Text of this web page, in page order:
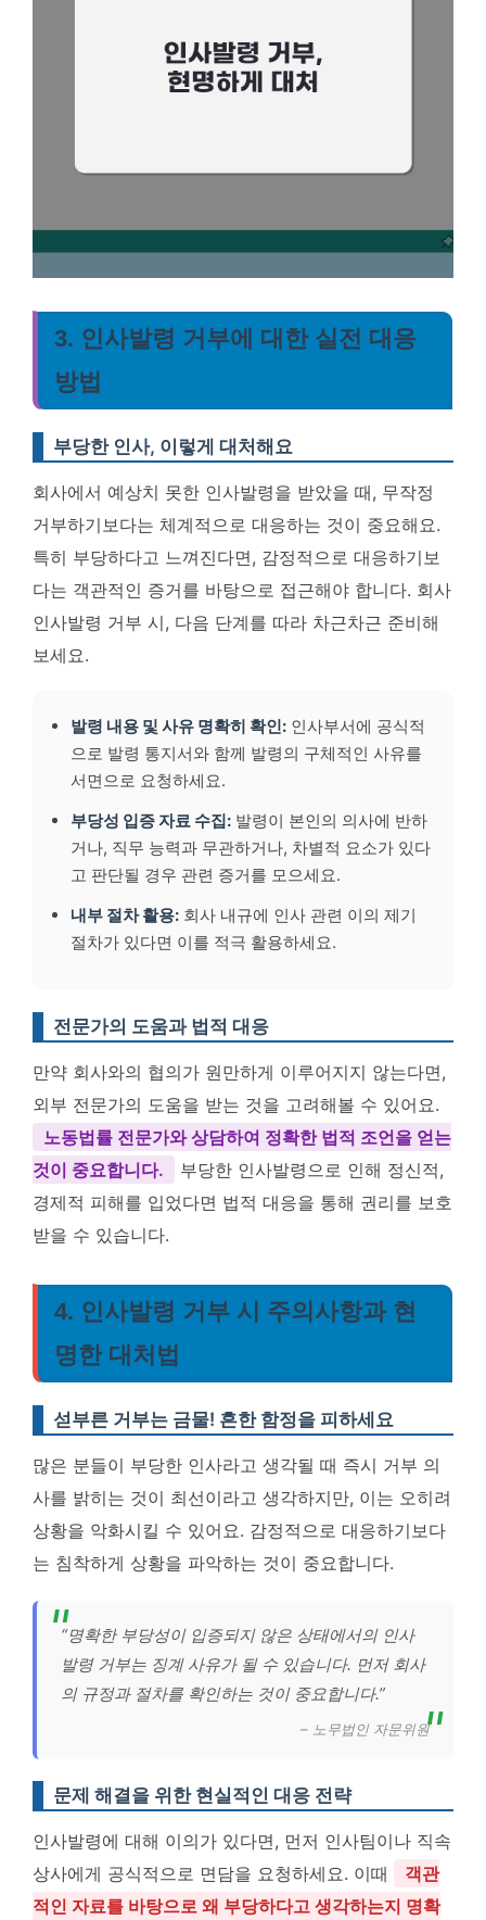
3. 인사발령 거부에 대한 실전 대응
방법
부당한 인사, 이렇게 대처해요
회사에서 예상치 못한 인사발령을 받았을 때, 무작정
거부하기보다는 체계적으로 대응하는 것이 중요해요.
특히 부당하다고 느껴진다면, 감정적으로 대응하기보
다는 객관적인 증거를 바탕으로 접근해야 합니다. 회사
인사발령 거부 시, 다음 단계를 따라 차근차근 준비해
보세요.
발령 내용 및 사유 명확히 확인: 인사부서에 공식적
으로 발령 통지서와 함께 발령의 구체적인 사유를
서면으로 요청하세요.
부당성 입증 자료 수집: 발령이 본인의 의사에 반하
거나, 직무 능력과 무관하거나, 차별적 요소가 있다
고 판단될 경우 관련 증거를 모으세요.
내부 절차 활용: 회사 내규에 인사 관련 이의 제기
절차가 있다면 이를 적극 활용하세요.
전문가의 도움과 법적 대응
만약 회사와의 협의가 원만하게 이루어지지 않는다면,
외부 전문가의 도움을 받는 것을 고려해볼 수 있어요.
노동법률 전문가와 상담하여 정확한 법적 조언을 얻는
것이 중요합니다.
부당한 인사발령으로 인해 정신적,
경제적 피해를 입었다면 법적 대응을 통해 권리를 보호
받을 수 있습니다.
4. 인사발령 거부 시 주의사항과 현
명한 대처법
섣부른 거부는 금물! 흔한 함정을 피하세요
많은 분들이 부당한 인사라고 생각될 때 즉시 거부 의
사를 밝히는 것이 최선이라고 생각하지만, 이는 오히려
상황을 악화시킬 수 있어요. 감정적으로 대응하기보다
는 침착하게 상황을 파악하는 것이 중요합니다.
“명확한 부당성이 입증되지 않은 상태에서의 인사
발령 거부는 징계 사유가 될 수 있습니다. 먼저 회사
의 규정과 절차를 확인하는 것이 중요합니다.”
– 노무법인 자문위원
문제 해결을 위한 현실적인 대응 전략
인사발령에 대해 이의가 있다면, 먼저 인사팀이나 직속
상사에게 공식적으로 면담을 요청하세요. 이때
객관
적인 자료를 바탕으로 왜 부당하다고 생각하는지 명확